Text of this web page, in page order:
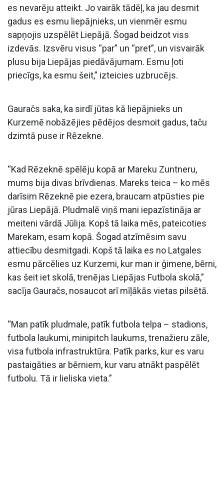
es nevarēju atteikt. Jo vairāk tādēļ, ka jau desmit
gadus es esmu liepājnieks, un vienmēr esmu
sapņojis uzspēlēt Liepājā. Šogad beidzot viss
izdevās. Izsvēru visus “par” un “pret”, un visvairāk
plusu bija Liepājas piedāvājumam. Esmu ļoti
priecīgs, ka esmu šeit,” izteicies uzbrucējs.
Gauračs saka, ka sirdī jūtas kā liepājnieks un
Kurzemē nobāzējies pēdējos desmoit gadus, taču
dzimtā puse ir Rēzekne.
“Kad Rēzeknē spēlēju kopā ar Mareku Zuntneru,
mums bija divas brīvdienas. Mareks teica – ko mēs
darīsim Rēzeknē pie ezera, braucam atpūsties pie
jūras Liepājā. Pludmalē viņš mani iepazīstināja ar
meiteni vārdā Jūlija. Kopš tā laika mēs, pateicoties
Marekam, esam kopā. Šogad atzīmēsim savu
attiecību desmitgadi. Kopš tā laika es no Latgales
esmu pārcēlies uz Kurzemi, kur man ir ģimene, bērni,
kas šeit iet skolā, trenējas Liepājas Futbola skolā,”
sacīja Gauračs, nosaucot arī mīļākās vietas pilsētā.
“Man patīk pludmale, patīk futbola telpa – stadions,
futbola laukumi, minipitch laukums, trenažieru zāle,
visa futbola infrastruktūra. Patīk parks, kur es varu
pastaigāties ar bērniem, kur varu atnākt paspēlēt
futbolu. Tā ir lieliska vieta.”